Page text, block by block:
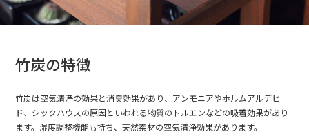
竹炭の特徴
竹炭は空気清浄の効果と消臭効果があり、アンモニアやホルムアルデヒ
ド、シックハウスの原因といわれる物質のトルエンなどの吸着効果があり
ます。湿度調整機能も持ち、天然素材の空気清浄効果があります。